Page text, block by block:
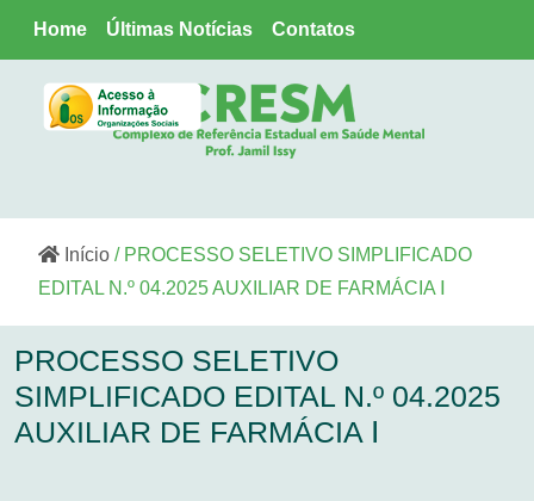
Home Últimas Notícias Contatos
Início / PROCESSO SELETIVO SIMPLIFICADO
EDITAL N.º 04.2025 AUXILIAR DE FARMÁCIA Ⅰ
PROCESSO SELETIVO
SIMPLIFICADO EDITAL N.º 04.2025
AUXILIAR DE FARMÁCIA Ⅰ